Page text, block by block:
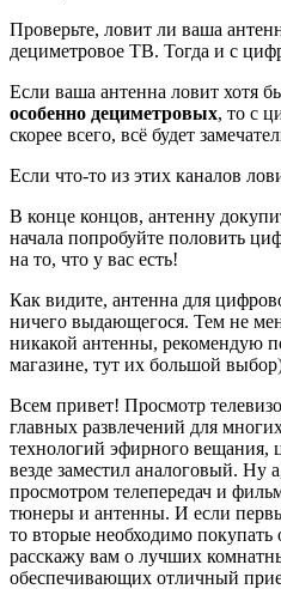
Проверьте, ловит ли ваша
дециметровое ТВ. Тогда и с
Если ваша антенна ловит хотя
особенно дециметровых, то с
скорее всего, всё будет
Если что-то из этих каналов
В конце концов, антенну
начала попробуйте половить
на то, что у вас есть!
Как видите, антенна для
ничего выдающегося. Тем не
никакой антенны, рекомендую
магазине, тут их большой
Всем привет! Просмотр
главных развлечений для
технологий эфирного вещания,
везде заместил аналоговый. Ну
просмотром телепередач и
тюнеры и антенны. И если
то вторые необходимо покупать
расскажу вам о лучших
обеспечивающих отличный